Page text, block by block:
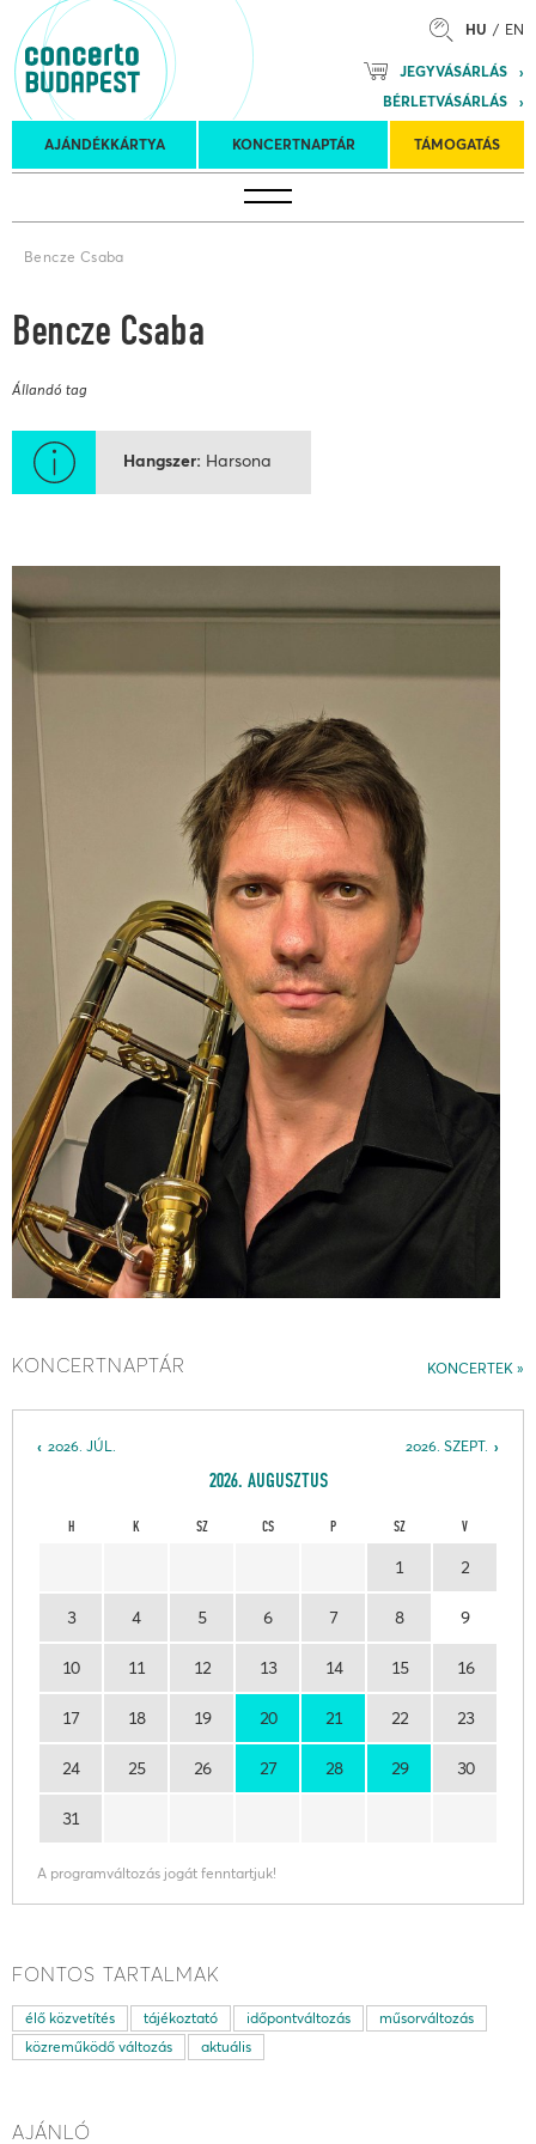
HU EN
JEGYVÁSÁRLÁS
BÉRLETVÁSÁRLÁS
AJÁNDÉKKÁRTYA KONCERTNAPTÁR TÁMOGATÁS
Koncertnaptár
turnék
Kulturális
Program
Felkéréses
koncertek
Bencze Csaba
Bencze Csaba
Állandó tag
Hangszer Harsona
KONCERTEK
KONCERTNAPTÁR
2026. SZEPT.
2026. JÚL.
2026. AUGUSZTUS
H K SZ CS P SZ V
1 2
3 4 5 6 7 8 9
10 11 12 13 14 15 16
17 18 19 20 21 22 23
24 25 26 27 28 29 30
31
A programváltozás jogát fenntartjuk!
FONTOS TARTALMAK
élő közvetítés tájékoztató időpontváltozás
műsorváltozás
közreműködő változás
aktuális
AJÁNLÓ